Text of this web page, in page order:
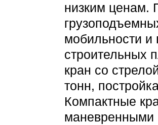
низким ценам.
мобильности и
строительных
кран со
тонн,
Компактные
маневренными